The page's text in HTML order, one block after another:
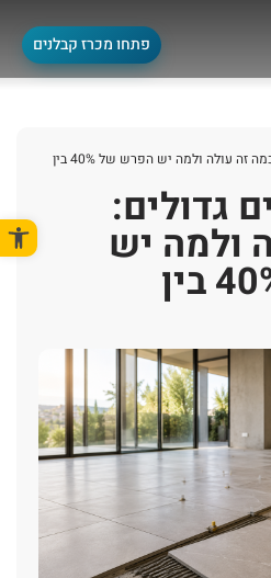
פתח
פתחו מכרז קבלנים
ריצוף אריחים גדולים: כמה זה עולה ולמה יש הפרש של 40% בין
גדולים:
ולמה יש
הפרש של 40% בין